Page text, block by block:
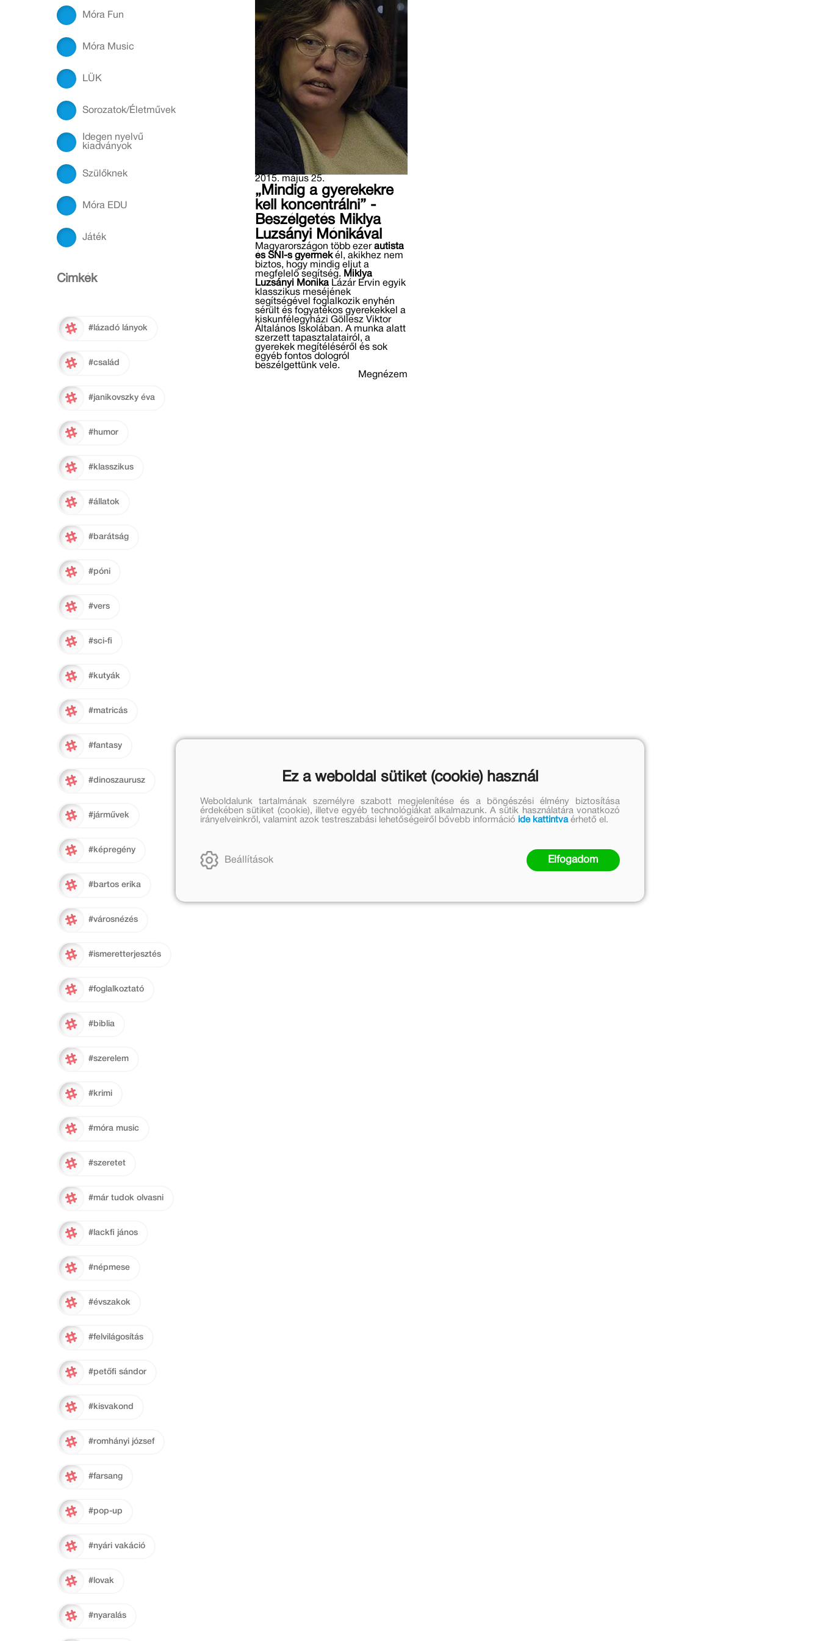
Móra Fun
Móra Music
LÜK
Sorozatok/Életművek
Idegen nyelvű
kiadványok
Szülőknek
Móra EDU
Játék
Cimkék
#lázadó lányok
#család
#janikovszky éva
#humor
#klasszikus
#állatok
#barátság
#póni
#vers
#sci-fi
#kutyák
#matricás
#fantasy
#dinoszaurusz
#járművek
#képregény
#bartos erika
#városnézés
#ismeretterjesztés
#foglalkoztató
#biblia
#szerelem
#krimi
#móra music
#szeretet
#már tudok olvasni
#lackfi jános
#népmese
#évszakok
#felvilágosítás
#petőfi sándor
#kisvakond
#romhányi józsef
#farsang
#pop-up
#nyári vakáció
#lovak
#nyaralás
2015. május 25.
„Mindig a gyerekekre
kell koncentrálni” -
Beszélgetés Miklya
Luzsányi Mónikával
Magyarországon több ezer autista
és SNI-s gyermekél, akikhez nem
biztos, hogy mindig eljut a
megfelelő segítség. Miklya
Luzsányi Mónika Lázár Ervin egyik
klasszikus meséjének
segítségével foglalkozik enyhén
sérült és fogyatékos gyerekekkel a
kiskunfélegyházi Göllesz Viktor
Általános Iskolában. A munka alatt
szerzett tapasztalatairól, a
gyerekek megítéléséről és sok
egyéb fontos dologról
beszélgettünk vele.
Megnézem
Ez a weboldal sütiket (cookie) használ
Weboldalunk tartalmának személyre szabott megjelenítése és a böngészési élmény biztosítása
érdekében sütiket (cookie), illetve egyéb technológiákat alkalmazunk. A sütik használatára vonatkozó
irányelveinkről, valamint azok testreszabási lehetőségeiről bővebb információ ide kattintvaérhető el.
Beállítások Elfogadom